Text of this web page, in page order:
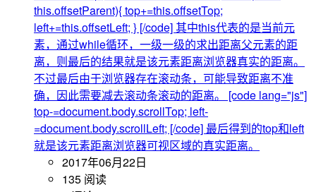
this.offsetParent){ top+=this.offsetTop;
left+=this.offsetLeft; } [/code] 其中this代表的是当前元
素，通过while循环，一级一级的求出距离父元素的距
离，则最后的结果就是该元素距离浏览器真实的距离。
不过最后由于浏览器存在滚动条，可能导致距离不准
确，因此需要减去滚动条滚动的距离。 [code lang="js"]
top-=document.body.scrollTop; left-
=document.body.scrollLeft; [/code] 最后得到的top和left
就是该元素距离浏览器可视区域的真实距离。
2017年06月22日
135 阅读